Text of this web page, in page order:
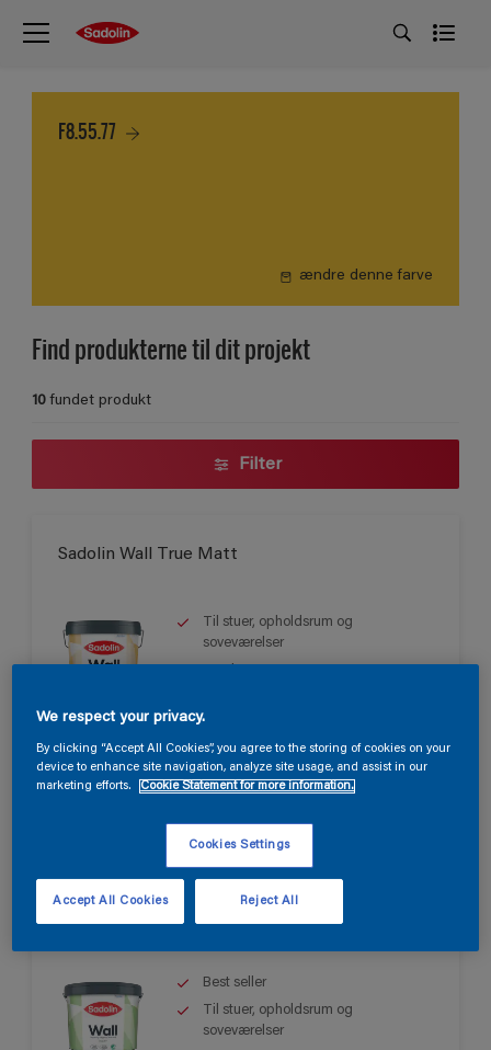
F8.55.77
ændre denne farve
Find produkterne til dit projekt
10fundet produkt
Filter
Sadolin Wall True Matt
Til stuer, opholdsrum og
soveværelser
Best seller
Til stuer, opholdsrum og
soveværelser
We respect your privacy.
By clicking “Accept All Cookies”, you agree to the storing of cookies on your
device to enhance site navigation, analyze site usage, and assist in our
marketing efforts.
Cookie Statement for more information.
Cookies Settings
Reject All
Accept All Cookies